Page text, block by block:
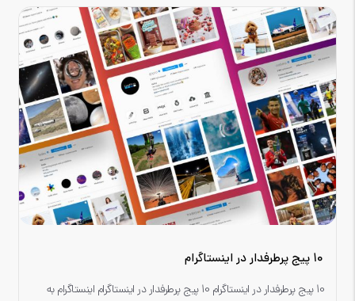
10 پیج پرطرفدار در اینستاگرام
10 پیج پرطرفدار در اینستاگرام 10 پیج پرطرفدار در اینستاگرام اینستاگرام به